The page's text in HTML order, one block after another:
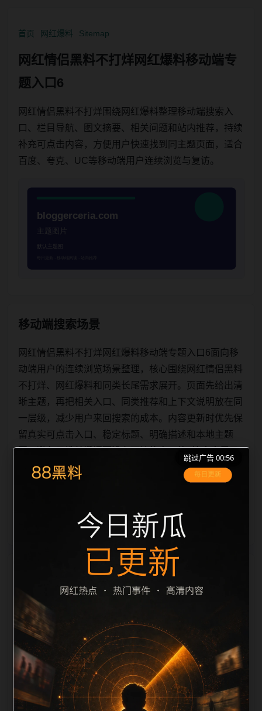
首页 网红爆料 Sitemap
网红情侣黑料不打烊网红爆料移动端专
题入口6
网红情侣黑料不打烊围绕网红爆料整理移动端搜索入
口、栏目导航、图文摘要、相关问题和站内推荐，持续
补充可点击内容，方便用户快速找到同主题页面，适合
百度、夸克、UC等移动端用户连续浏览与复访。
移动端搜索场景
网红情侣黑料不打烊网红爆料移动端专题入口6面向移
动端用户的连续浏览场景整理，核心围绕网红情侣黑料
不打烊、网红爆料和同类长尾需求展开。页面先给出清
晰主题，再把相关入口、同类推荐和上下文说明放在同
一层级，减少用户来回搜索的成本。内容更新时优先保
留真实可点击入口、稳定标题、明确描述和本地主题
图，避免只堆关键词而没有可读信息。第6篇内容用于
补齐栏目深度，同时帮助 sitemap、栏目页、首页推荐
形成更自然的内链关系。图片说明统一绑定站点主关键
文、图片 alt、title 之间识
栏目内容归集
别一致主题。后续每日采集时，建议继续执行远程图片
本地化、坏图默认图兜底、标题去重和 description 长
度过滤。如果同一主题下有多个相近页面，应通过不同
角度补充事件背景、访问场景、相关问题或专题入口，
降低站群页面之间的重复感。页面底部保留同类推荐、
上一篇下一篇和 sitemap 入口，保证重要页面点击深度
尽量控制在三次以内。正文维护时可按用户搜索路径补
跳过广告 00:56